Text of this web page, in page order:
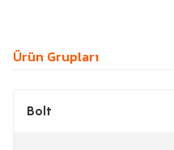
Ürün Grupları
Bolt